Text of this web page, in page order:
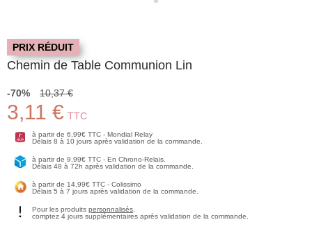
PRIX RÉDUIT
Chemin de Table Communion Lin
-70% 10,37 €
3,11 € TTC
à partir de 6,99€ TTC - Mondial Relay
Délais 8 à 10 jours après validation de la commande.
à partir de 9,99€ TTC - En Chrono-Relais.
Délais 48 à 72h après validation de la commande.
à partir de 14,99€ TTC - Colissimo
Délais 5 à 7 jours après validation de la commande.
Pour les produits personnalisés
comptez 4 jours supplémentaires après validation de la commande.